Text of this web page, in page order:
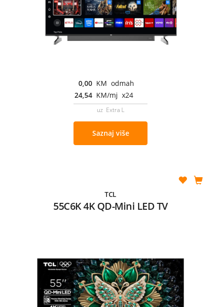
0,00 KM odmah
24,54 KM/mj x24
uz Extra L
Saznaj više
TCL
55C6K 4K QD-Mini LED TV